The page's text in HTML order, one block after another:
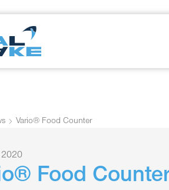
Vario® Food Counter
2020
Food